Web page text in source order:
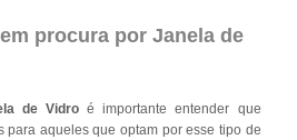
procura por Janela de
de Vidro é importante entender que
para aqueles que optam por esse tipo de